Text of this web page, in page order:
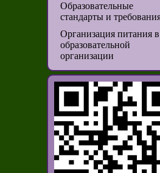
Образовательные
стандарты и
Организация питания в
образовательной
организации